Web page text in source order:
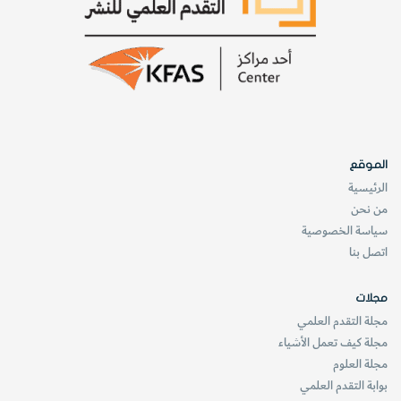
ماقبل 4.6 بليون سنة
محيط متوهج من
الصهارة
الموقع
الرئيسية
من نحن
سياسة الخصوصية
اتصل بنا
مجلات
مجلة التقدم العلمي
مجلة كيف تعمل الأشياء
مجلة العلوم
بوابة التقدم العلمي